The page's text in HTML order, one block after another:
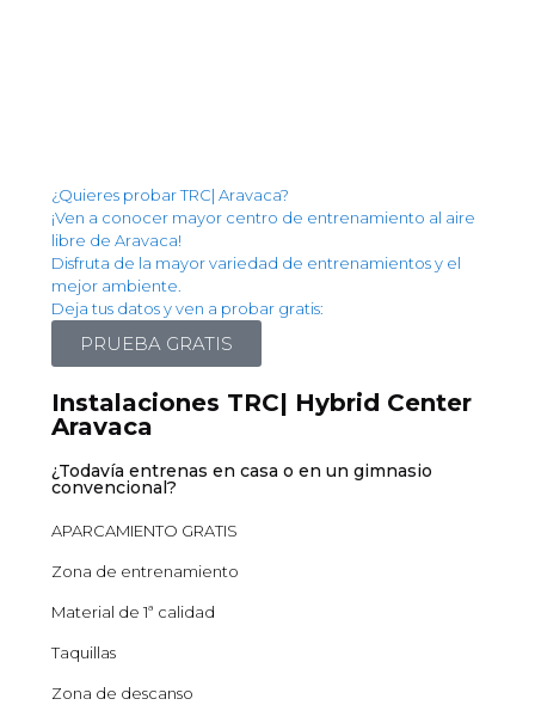
¿Quieres probar TRC| Aravaca?
¡Ven a conocer mayor centro de entrenamiento al aire
libre de Aravaca!
Disfruta de la mayor variedad de entrenamientos y el
mejor ambiente.
Deja tus datos y ven a probar gratis:
PRUEBA GRATIS
Instalaciones TRC| Hybrid Center
Aravaca
¿Todavía entrenas en casa o en un gimnasio
convencional?
APARCAMIENTO GRATIS
Zona de entrenamiento
Material de 1ª calidad
Taquillas
Zona de descanso